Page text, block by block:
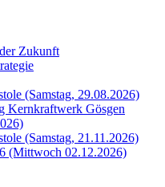
Zukunft
(Samstag, 29.08.2026)
Kernkraftwerk Gösgen
(Samstag, 21.11.2026)
(Mittwoch 02.12.2026)